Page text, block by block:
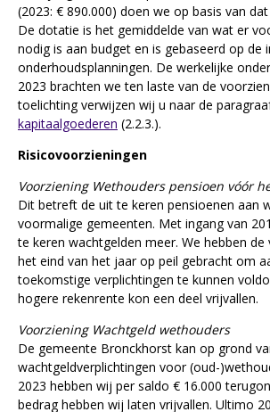
(2023: € 890.000) doen we op basis van
De dotatie is het gemiddelde van wat er
nodig is aan budget en is gebaseerd op de
onderhoudsplanningen. De werkelijke
2023 brachten we ten laste van de
toelichting verwijzen wij u naar de
kapitaalgoederen (2.2.3.).
Risicovoorzieningen
Voorziening Wethouders pensioen vóór
Dit betreft de uit te keren pensioenen aan
voormalige gemeenten. Met ingang van
te keren wachtgelden meer. We hebben de
het eind van het jaar op peil gebracht om
toekomstige verplichtingen te kunnen
hogere rekenrente kon een deel vrijvallen.
Voorziening Wachtgeld wethouders
De gemeente Bronckhorst kan op grond
wachtgeldverplichtingen voor (oud-
2023 hebben wij per saldo € 16.000
bedrag hebben wij laten vrijvallen. Ultimo